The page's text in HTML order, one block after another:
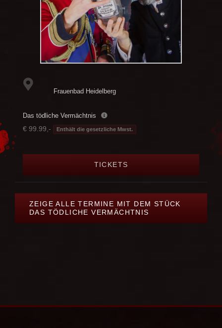
Frauenbad Heidelberg
Das tödliche Vermächtnis
€ 99.99,- Enthält die gesetzliche Mwst.
TICKETS
ZEIGE ALLE TERMINE MIT DEM STÜCK
DAS TÖDLICHE VERMÄCHTNIS